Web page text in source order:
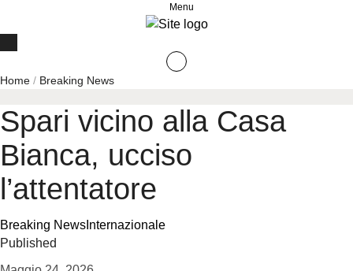
Menu
Home / Breaking News
Spari vicino alla Casa
Bianca, ucciso
l’attentatore
Breaking News Internazionale
Published